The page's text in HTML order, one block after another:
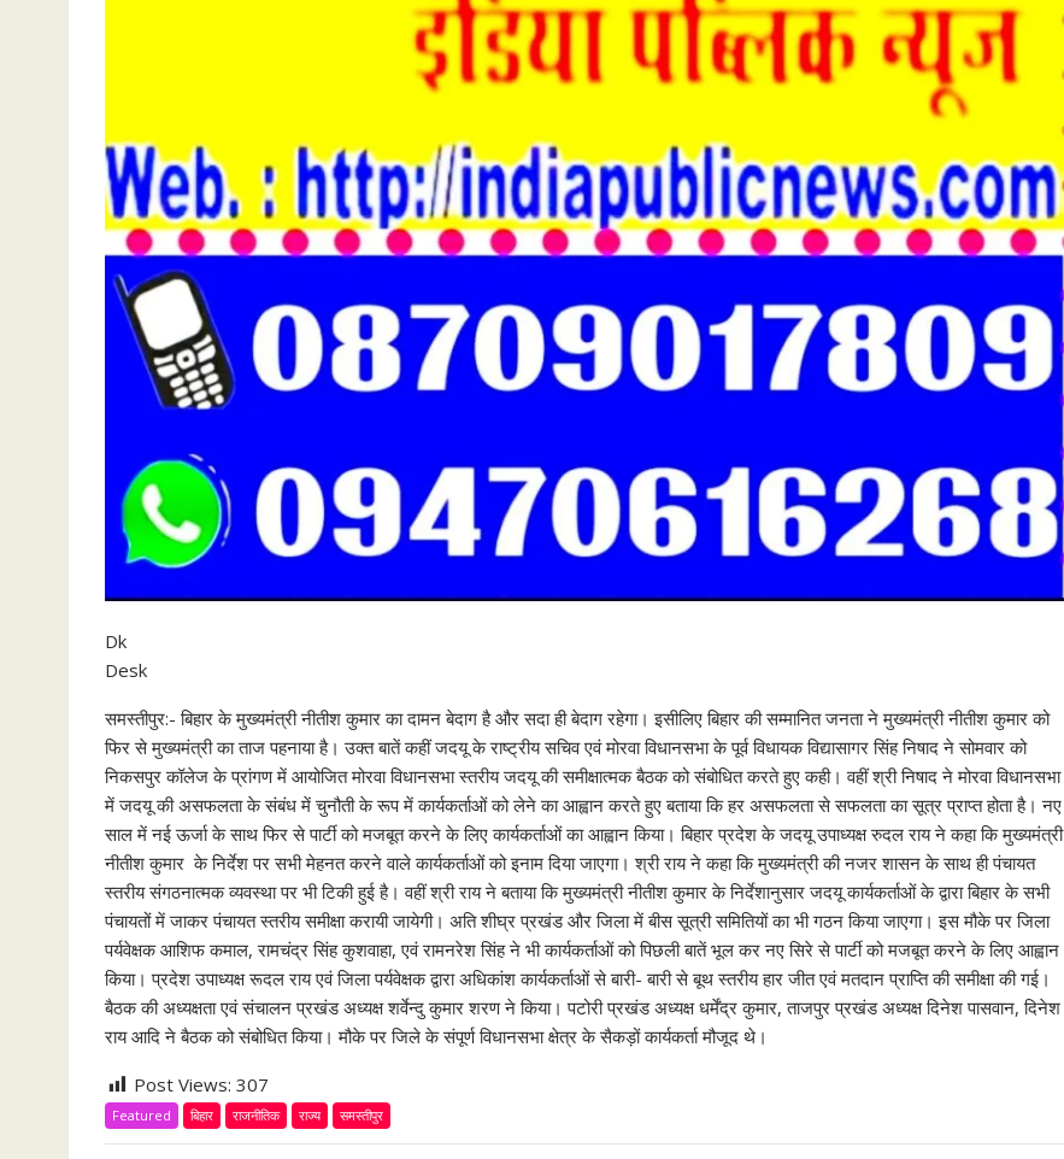
Dk
Desk
समस्तीपुर:- बिहार के मुख्यमंत्री नीतीश कुमार का दामन बेदाग है और सदा ही बेदाग रहेगा। इसीलिए बिहार की सम्मानित जनता ने मुख्यमंत्री नीतीश कुमार को
फिर से मुख्यमंत्री का ताज पहनाया है। उक्त बातें कहीं जदयू के राष्ट्रीय सचिव एवं मोरवा विधानसभा के पूर्व विधायक विद्यासागर सिंह निषाद ने सोमवार को
निकसपुर कॉलेज के प्रांगण में आयोजित मोरवा विधानसभा स्तरीय जदयू की समीक्षात्मक बैठक को संबोधित करते हुए कही। वहीं श्री निषाद ने मोरवा विधानसभा
में जदयू की असफलता के संबंध में चुनौती के रूप में कार्यकर्ताओं को लेने का आह्वान करते हुए बताया कि हर असफलता से सफलता का सूत्र प्राप्त होता है। नए
साल में नई ऊर्जा के साथ फिर से पार्टी को मजबूत करने के लिए कार्यकर्ताओं का आह्वान किया। बिहार प्रदेश के जदयू उपाध्यक्ष रुदल राय ने कहा कि मुख्यमंत्री
नीतीश कुमार के निर्देश पर सभी मेहनत करने वाले कार्यकर्ताओं को इनाम दिया जाएगा। श्री राय ने कहा कि मुख्यमंत्री की नजर शासन के साथ ही पंचायत
स्तरीय संगठनात्मक व्यवस्था पर भी टिकी हुई है। वहीं श्री राय ने बताया कि मुख्यमंत्री नीतीश कुमार के निर्देशानुसार जदयू कार्यकर्ताओं के द्वारा बिहार के सभी
पंचायतों में जाकर पंचायत स्तरीय समीक्षा करायी जायेगी। अति शीघ्र प्रखंड और जिला में बीस सूत्री समितियों का भी गठन किया जाएगा। इस मौके पर जिला
पर्यवेक्षक आशिफ कमाल, रामचंद्र सिंह कुशवाहा, एवं रामनरेश सिंह ने भी कार्यकर्ताओं को पिछली बातें भूल कर नए सिरे से पार्टी को मजबूत करने के लिए आह्वान
किया। प्रदेश उपाध्यक्ष रूदल राय एवं जिला पर्यवेक्षक द्वारा अधिकांश कार्यकर्ताओं से बारी- बारी से बूथ स्तरीय हार जीत एवं मतदान प्राप्ति की समीक्षा की गई।
बैठक की अध्यक्षता एवं संचालन प्रखंड अध्यक्ष शर्वेन्दु कुमार शरण ने किया। पटोरी प्रखंड अध्यक्ष धर्मेंद्र कुमार, ताजपुर प्रखंड अध्यक्ष दिनेश पासवान, दिनेश
राय आदि ने बैठक को संबोधित किया। मौके पर जिले के संपूर्ण विधानसभा क्षेत्र के सैकड़ों कार्यकर्ता मौजूद थे।
Post Views: 307
Featured बिहार राजनीतिक राज्य समस्तीपुर